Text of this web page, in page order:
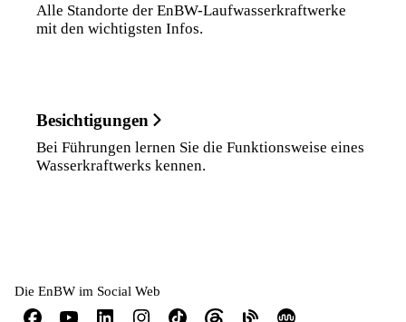
Alle Standorte der EnBW-Laufwasserkraftwerke
mit den wichtigsten Infos.
Besichtigungen
Bei Führungen lernen Sie die Funktionsweise eines
Wasserkraftwerks kennen.
Die EnBW im Social Web